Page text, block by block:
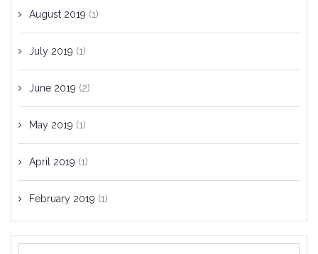
August 2019 (1)
July 2019 (1)
June 2019 (2)
May 2019 (1)
April 2019 (1)
February 2019 (1)